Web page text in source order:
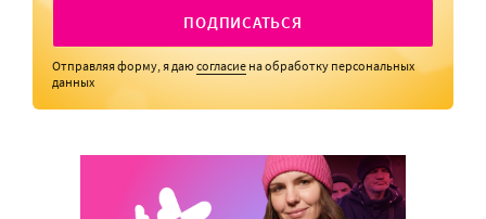
ПОДПИСАТЬСЯ
Отправляя форму, я даюсогласие на обработку персональных
данных